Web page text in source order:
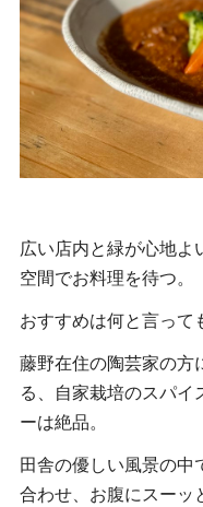
広い店内と緑が心地よ
空間でお料理を待つ。
おすすめは何と言って
藤野在住の陶芸家の方
る、自家栽培のスパイ
ーは絶品。
田舎の優しい風景の中
合わせ、お腹にスーッ